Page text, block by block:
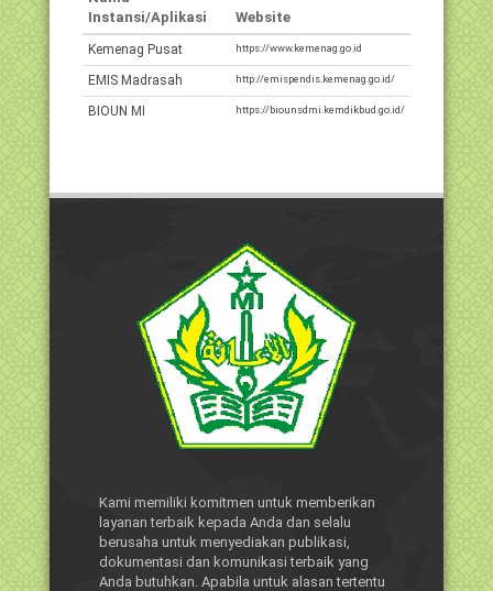
Instansi/Aplikasi
Website
Kemenag Pusat https://www.kemenag.go.id
EMIS Madrasah http://emispendis.kemenag.go.id/
BIOUN MI https://biounsdmi.kemdikbud.go.id/
Kami memiliki komitmen untuk memberikan
layanan terbaik kepada Anda dan selalu
berusaha untuk menyediakan publikasi,
dokumentasi dan komunikasi terbaik yang
Anda butuhkan. Apabila untuk alasan tertentu